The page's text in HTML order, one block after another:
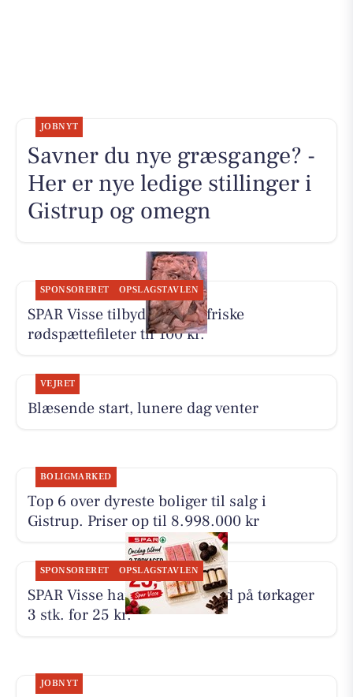
JOBNYT
Savner du nye græsgange? -
Her er nye ledige stillinger i
Gistrup og omegn
SPONSORERET OPSLAGSTAVLEN
SPAR Visse tilbyder 500 g friske
rødspættefileter til 100 kr.
VEJRET
Blæsende start, lunere dag venter
BOLIGMARKED
Top 6 over dyreste boliger til salg i
Gistrup. Priser op til 8.998.000 kr
SPONSORERET OPSLAGSTAVLEN
SPAR Visse har onsdagstilbud på tørkager
3 stk. for 25 kr.
JOBNYT